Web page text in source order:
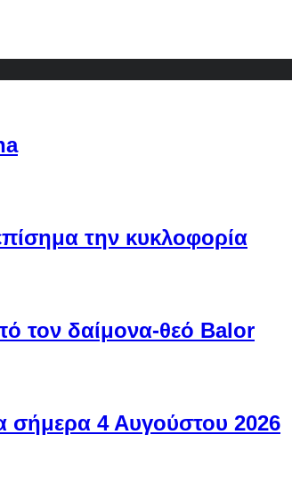
την κυκλοφορία
τον δαίμονα-θεό Balor
σήμερα 4 Αυγούστου 2026